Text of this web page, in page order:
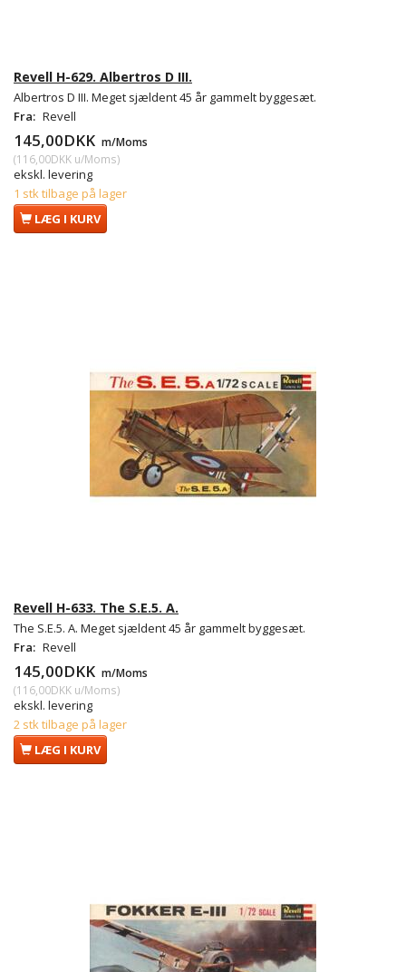
Revell H-629. Albertros D III.
Albertros D III. Meget sjældent 45 år gammelt byggesæt.
Fra: Revell
145,00DKK m/Moms
(116,00DKK u/Moms)
ekskl. levering
1 stk tilbage på lager
LÆG I KURV
Revell H-633. The S.E.5. A.
The S.E.5. A. Meget sjældent 45 år gammelt byggesæt.
Fra: Revell
145,00DKK m/Moms
(116,00DKK u/Moms)
ekskl. levering
2 stk tilbage på lager
LÆG I KURV